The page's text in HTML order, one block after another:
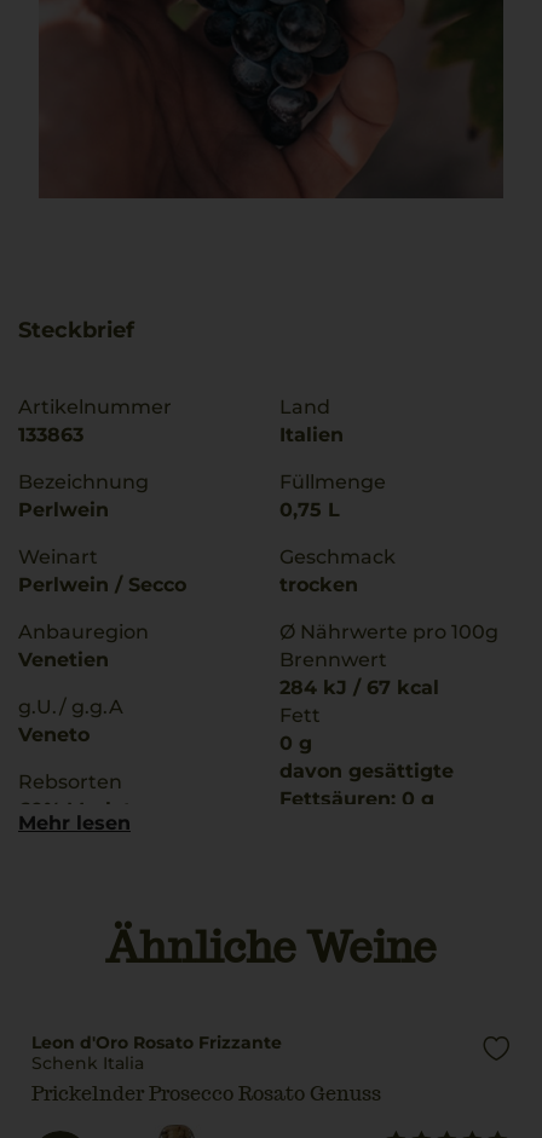
Steckbrief
Artikelnummer
133863
Bezeichnung
Perlwein
Weinart
Perlwein / Secco
Anbauregion
Venetien
g.U./ g.g.A
Veneto
Rebsorten
60% Merlot
40% Cabernet
Restsüße
14 g/L
Land
Italien
Füllmenge
0,75 L
Geschmack
trocken
Ø Nährwerte pro 100g
Brennwert
284 kJ / 67 kcal
Fett
0 g
davon gesättigte
Fettsäuren: 0 g
0 g
Salz
Zutaten
rektifizierter
Mehr lesen
Ähnliche Weine
Leon d'Oro Rosato Frizzante
Schenk Italia
Prickelnder Prosecco Rosato Genuss